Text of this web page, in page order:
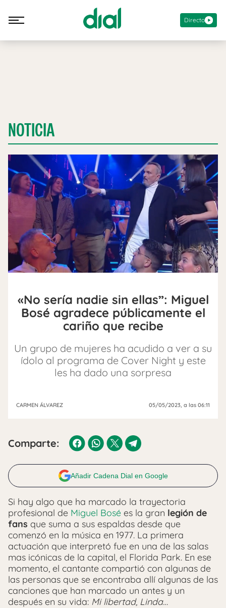
Directo
NOTICIA
«No sería nadie sin ellas”: Miguel
Bosé agradece públicamente el
cariño que recibe
Un grupo de mujeres ha acudido a ver a su
ídolo al programa de Cover Night y este
les ha dado una sorpresa
CARMEN ÁLVAREZ 05/05/2023, a las 06:11
Comparte:
Añadir Cadena Dial en Google
Si hay algo que ha marcado la trayectoria
profesional de Miguel Bosé es la gran legión de
fans que suma a sus espaldas desde que
comenzó en la música en 1977. La primera
actuación que interpretó fue en una de las salas
mas icónicas de la capital, el Florida Park. En ese
momento, el cantante compartió con algunas de
las personas que se encontraba allí algunas de las
canciones que han marcado un antes y un
después en su vida: Mi libertad, Linda…